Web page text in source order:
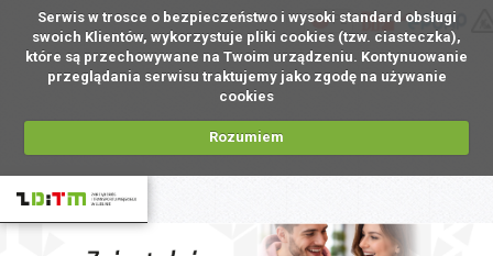
Serwis w trosce o bezpieczeństwo i wysoki standard obsługi
swoich Klientów, wykorzystuje pliki cookies (tzw. ciasteczka),
które są przechowywane na Twoim urządzeniu. Kontynuowanie
przeglądania serwisu traktujemy jako zgodę na używanie
cookies
Rozumiem
PL